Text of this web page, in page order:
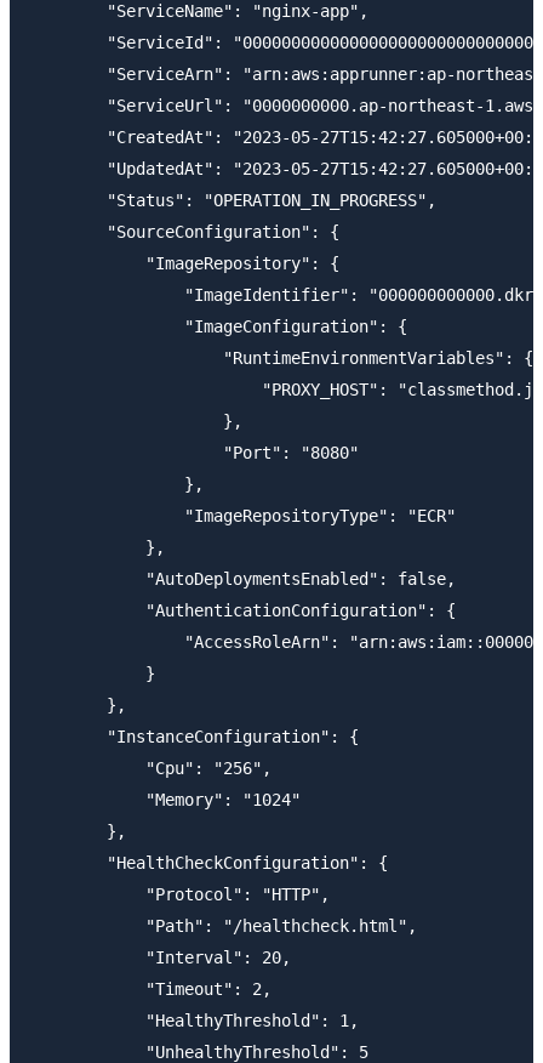
        "ServiceName": "nginx-app",
"ServiceId":
"ServiceArn": "arn:aws:apprunner:ap-
"ServiceUrl": "0000000000.ap-northeast-
"CreatedAt": "2023-05-
"UpdatedAt": "2023-05-
        "Status": "OPERATION_IN_PROGRESS",
        "SourceConfiguration": {
            "ImageRepository": {
"ImageIdentifier":
                "ImageConfiguration": {
                    "RuntimeEnvironmentVariables": {
"PROXY_HOST":
                    },
                    "Port": "8080"
                },
                "ImageRepositoryType": "ECR"
            },
            "AutoDeploymentsEnabled": false,
            "AuthenticationConfiguration": {
"AccessRoleArn":
            }
        },
        "InstanceConfiguration": {
            "Cpu": "256",
            "Memory": "1024"
        },
        "HealthCheckConfiguration": {
            "Protocol": "HTTP",
            "Path": "/healthcheck.html",
            "Interval": 20,
            "Timeout": 2,
            "HealthyThreshold": 1,
            "UnhealthyThreshold": 5